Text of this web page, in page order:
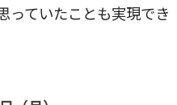
っていたことも実現でき